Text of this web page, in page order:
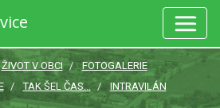
ŽIVOT V OBCI
FOTOGALERIE
TAK ŠEL ČAS...
INTRAVILÁN